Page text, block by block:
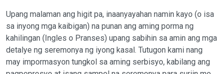
Upang malaman ang higit pa, inaanyayahan namin kayo (o isa
sa inyong mga kaibigan) na punan ang aming porma ng
kahilingan (Ingles o Pranses) upang sabihin sa amin ang mga
detalye ng seremonya ng iyong kasal. Tutugon kami nang
may impormasyon tungkol sa aming serbisyo, kabilang ang